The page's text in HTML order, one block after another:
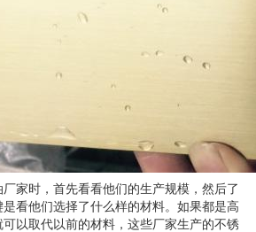
家时，首先看看他们的生产规模，然后了
看他们选择了什么样的材料。如果都是高
以取代以前的材料，这些厂家生产的不锈